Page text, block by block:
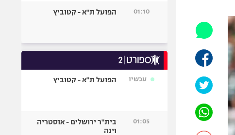
אופניים
כדורמים
פוטבול אמריקאי NFL
בייסבול MLB
גיימינג E-Sports
01:10 הפועל ת"א - קטוביץ
עכשיו הפועל ת"א - קטוביץ
01:05
בית"ר ירושלים - אוסטריה
וינה